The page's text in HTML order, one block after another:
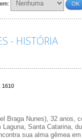
OK
- HISTÓRIA
1610
Braga Nunes), 32 anos,
Laguna, Santa Catarina,
sua alma gêmea